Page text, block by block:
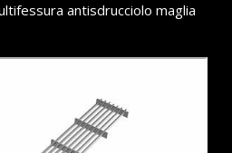
antisdrucciolo maglia